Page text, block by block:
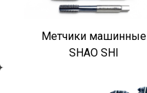
Метчики машинные
SHAO SHI